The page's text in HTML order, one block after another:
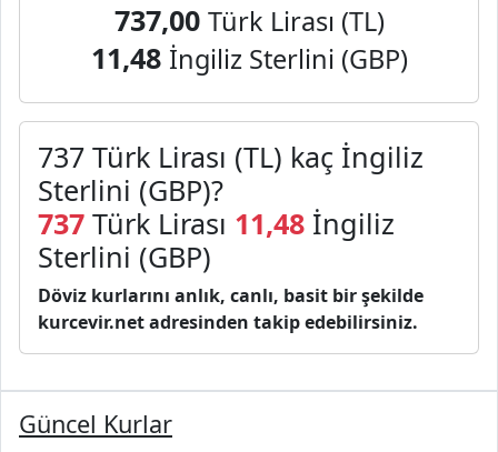
737,00 Türk Lirası (TL)
11,48 İngiliz Sterlini (GBP)
737 Türk Lirası (TL) kaç İngiliz
Sterlini (GBP)?
737 Türk Lirası 11,48 İngiliz
Sterlini (GBP)
Döviz kurlarını anlık, canlı, basit bir şekilde
kurcevir.net adresinden takip edebilirsiniz.
Güncel Kurlar